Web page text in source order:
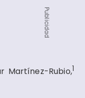
Publicidad
Martínez-Rubio,1